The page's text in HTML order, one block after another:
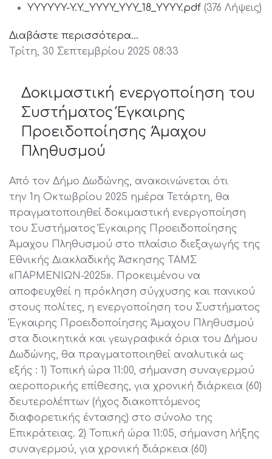
YYYYYY-Y.Y._YYYY_YYY_18_YYYY.pdf (376 Λήψεις)
Διαβάστε περισσότερα...
Τρίτη, 30 Σεπτεμβρίου 2025 08:33
Δοκιμαστική ενεργοποίηση του
Συστήματος Έγκαιρης
Προειδοποίησης Άμαχου
Πληθυσμού
Από τον Δήμο Δωδώνης, ανακοινώνεται ότι
την 1η Οκτωβρίου 2025 ημέρα Τετάρτη, θα
πραγματοποιηθεί δοκιμαστική ενεργοποίηση
του Συστήματος Έγκαιρης Προειδοποίησης
Άμαχου Πληθυσμού στο πλαίσιο διεξαγωγής της
Εθνικής Διακλαδικής Άσκησης ΤΑΜΣ
«ΠΑΡΜΕΝΙΩΝ-2025». Προκειμένου να
αποφευχθεί η πρόκληση σύγχυσης και πανικού
στους πολίτες, η ενεργοποίηση του Συστήματος
Έγκαιρης Προειδοποίησης Άμαχου Πληθυσμού
στα διοικητικά και γεωγραφικά όρια του Δήμου
Δωδώνης, θα πραγματοποιηθεί αναλυτικά ως
εξής : 1) Τοπική ώρα 11:00, σήμανση συναγερμού
αεροπορικής επίθεσης, για χρονική διάρκεια (60)
δευτερολέπτων (ήχος διακοπτόμενος
διαφορετικής έντασης) στο σύνολο της
Επικράτειας. 2) Τοπική ώρα 11:05, σήμανση λήξης
συναγερμού, για χρονική διάρκεια (60)